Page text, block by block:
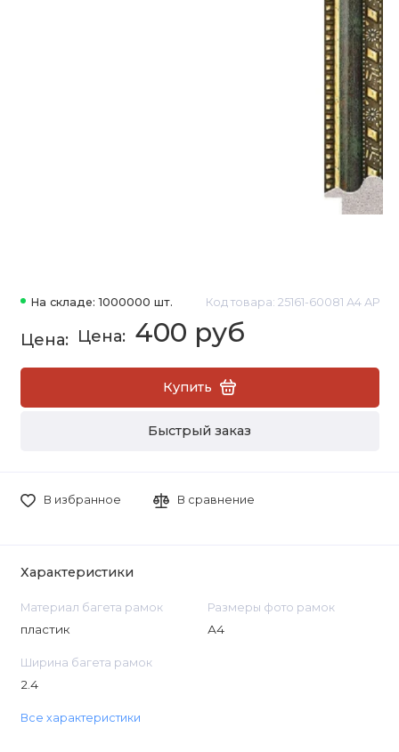
На складе: 1000000 шт. Код товара: 25161-60081 А4 АР
400 руб
Купить
Быстрый заказ
В избранное В сравнение
Характеристики
Материал багета рамок
пластик
Размеры фото рамок
А4
Ширина багета рамок
2.4
Все характеристики